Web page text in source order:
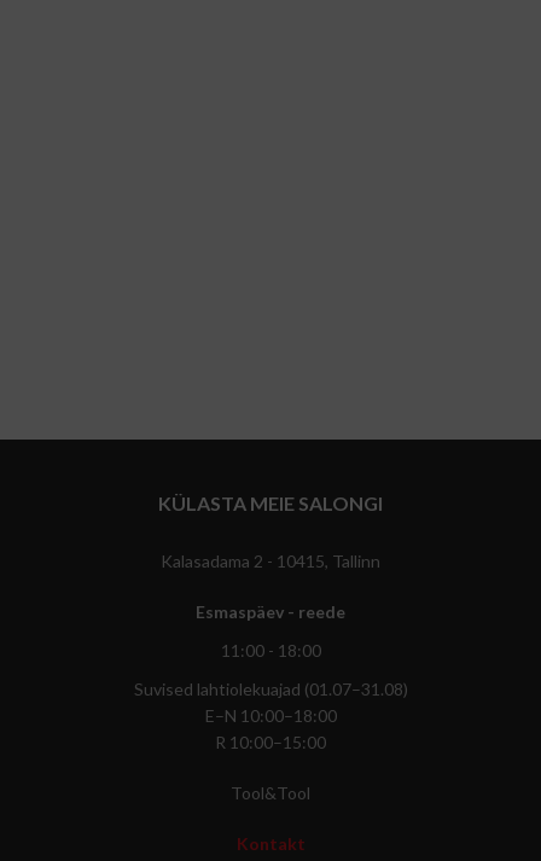
KÜLASTA MEIE SALONGI
Kalasadama 2 - 10415, Tallinn
Esmaspäev - reede
11:00 - 18:00
Suvised lahtiolekuajad (01.07–31.08)
E–N 10:00–18:00
R 10:00–15:00
Tool&Tool
Kontakt